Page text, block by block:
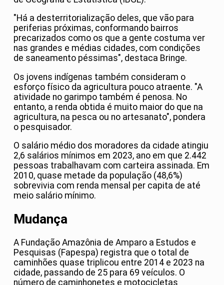
"Há a desterritorialização deles, que vão para
periferias próximas, conformando bairros
precarizados como os que a gente costuma ver
nas grandes e médias cidades, com condições
de saneamento péssimas", destaca Bringe.
Os jovens indígenas também consideram o
esforço físico da agricultura pouco atraente. "A
atividade no garimpo também é penosa. No
entanto, a renda obtida é muito maior do que na
agricultura, na pesca ou no artesanato", pondera
o pesquisador.
O salário médio dos moradores da cidade atingiu
2,6 salários mínimos em 2023, ano em que 2.442
pessoas trabalhavam com carteira assinada. Em
2010, quase metade da população (48,6%)
sobrevivia com renda mensal per capita de até
meio salário mínimo.
Mudança
A Fundação Amazônia de Amparo a Estudos e
Pesquisas (Fapespa) registra que o total de
caminhões quase triplicou entre 2014 e 2023 na
cidade, passando de 25 para 69 veículos. O
número de caminhonetes e motocicletas